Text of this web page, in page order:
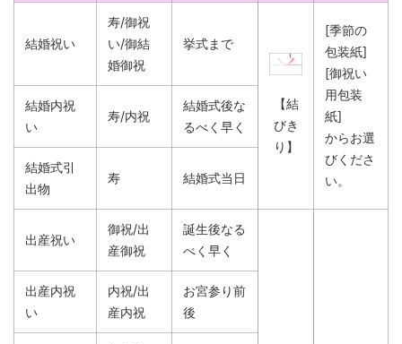
結婚祝い
寿/御祝
い/御結
婚御祝
挙式まで
【結
びき
り】
[季節の
包装紙]
[御祝い
用包装
紙]
からお選
びくださ
い。
結婚内祝
い
寿/内祝
結婚式後な
るべく早く
結婚式引
出物
寿 結婚式当日
出産祝い
御祝/出
産御祝
誕生後なる
べく早く
出産内祝
い
内祝/出
産内祝
お宮参り前
後